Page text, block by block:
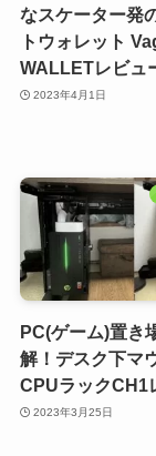
なスケーター発
トウォレット
WALLETレビュ
2023年4月1日
PC(ゲーム)置き
解！デスク下マ
CPUラックCH1
2023年3月25日